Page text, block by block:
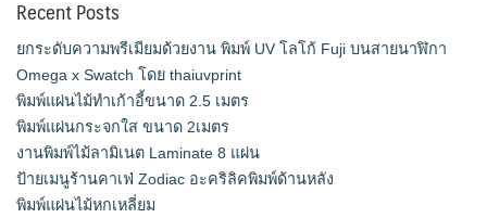
Recent Posts
ยกระดับความพรีเมียมด้วยงาน พิมพ์ UV โลโก้ Fuji บนสายนาฬิกา
Omega x Swatch โดย thaiuvprint
พิมพ์แผ่นไม้ทำเก้าอี้ขนาด 2.5 เมตร
พิมพ์แผ่นกระจกใส ขนาด 2เมตร
งานพิมพ์ไม้ลามิเนต Laminate 8 แผ่น
ป้ายเมนูร้านคาเฟ่ Zodiac อะคริลิคพิมพ์ด้านหลัง
พิมพ์แผ่นไม้หกเหลี่ยม